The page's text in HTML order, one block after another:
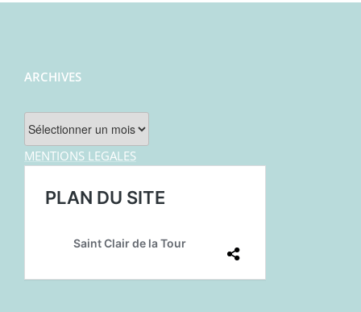
ARCHIVES
Archives
MENTIONS LEGALES